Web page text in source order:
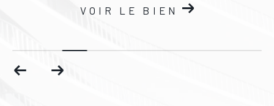
VOIR LE BIEN